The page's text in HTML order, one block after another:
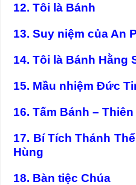
12. Tôi là Bánh
13. Suy niệm của An
14. Tôi là Bánh Hằng
15. Mầu nhiệm Đức
16. Tấm Bánh –
17. Bí Tích Thánh
Hùng
18. Bàn tiệc Chúa